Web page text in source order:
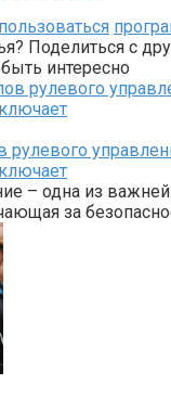
Поделиться с
интересно
рулевого
– одна из
за